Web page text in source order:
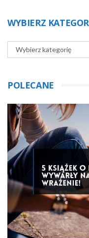
WYBIERZ
POLECANE